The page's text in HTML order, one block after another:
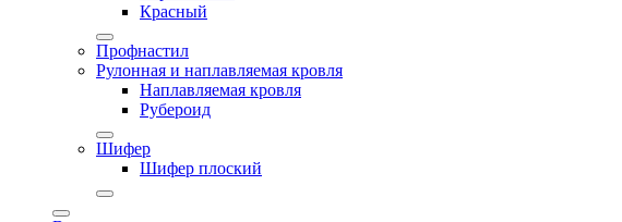
Красный
Профнастил
Рулонная и наплавляемая кровля
Наплавляемая кровля
Рубероид
Шифер
Шифер плоский